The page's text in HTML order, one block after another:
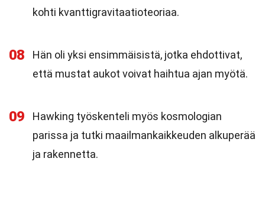
kohti kvanttigravitaatioteoriaa.
08
Hän oli yksi ensimmäisistä, jotka ehdottivat,
että mustat aukot voivat haihtua ajan myötä.
09
Hawking työskenteli myös kosmologian
parissa ja tutki maailmankaikkeuden alkuperää
ja rakennetta.